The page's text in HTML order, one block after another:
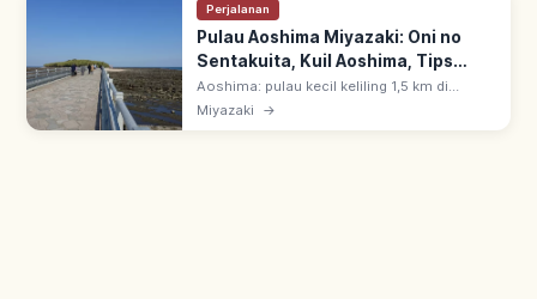
Perjalanan
Pulau Aoshima Miyazaki: Oni no
Sentakuita, Kuil Aoshima, Tips
Berkunjung
Aoshima: pulau kecil keliling 1,5 km di
Miyazaki, dicapai jalan kaki via jembatan.
Dikelilingi batuan Oni no Sentakuita; Kuil
Miyazaki →